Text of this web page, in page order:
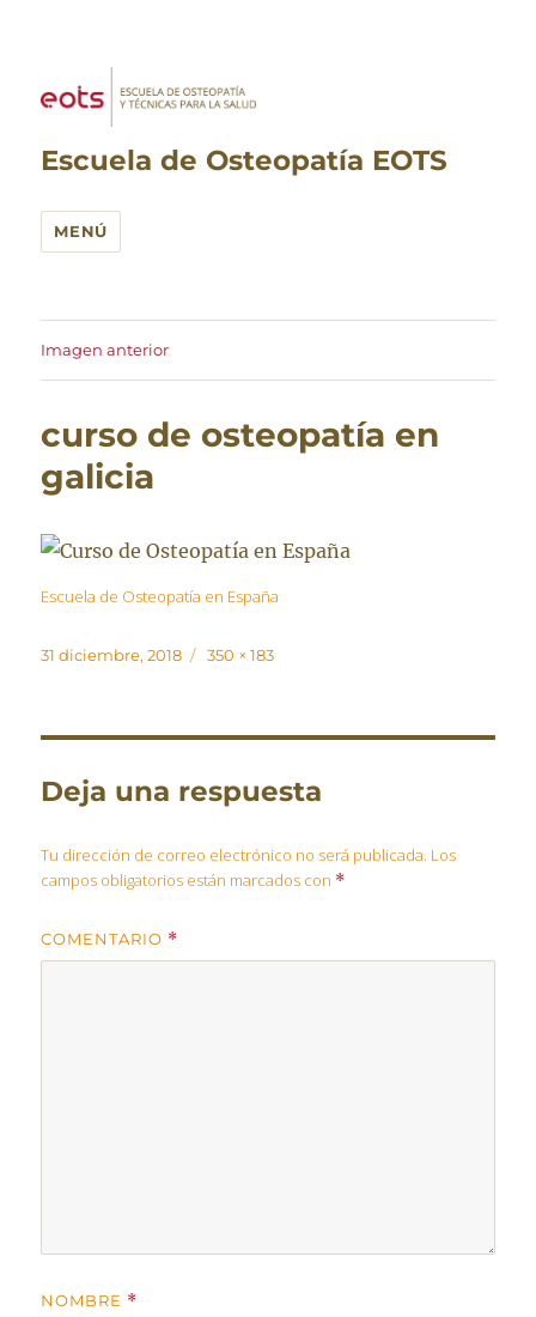
Escuela de Osteopatía EOTS
MENÚ
Imagen anterior
curso de osteopatía en
galicia
Escuela de Osteopatía en España
Publicado
31 diciembre, 2018
Tamaño
350 × 183
Deja una respuesta
Tu dirección de correo electrónico no será publicada. Los
campos obligatorios están marcados con *
COMENTARIO *
NOMBRE *